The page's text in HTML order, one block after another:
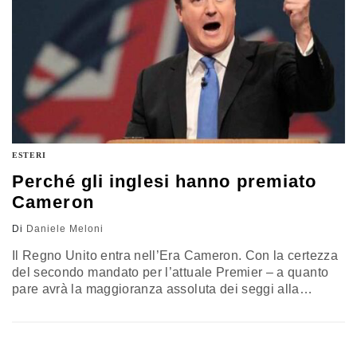
ESTERI
Perché gli inglesi hanno premiato
Cameron
Di Daniele Meloni
Il Regno Unito entra nell’Era Cameron. Con la certezza
del secondo mandato per l’attuale Premier – a quanto
pare avrà la maggioranza assoluta dei seggi alla